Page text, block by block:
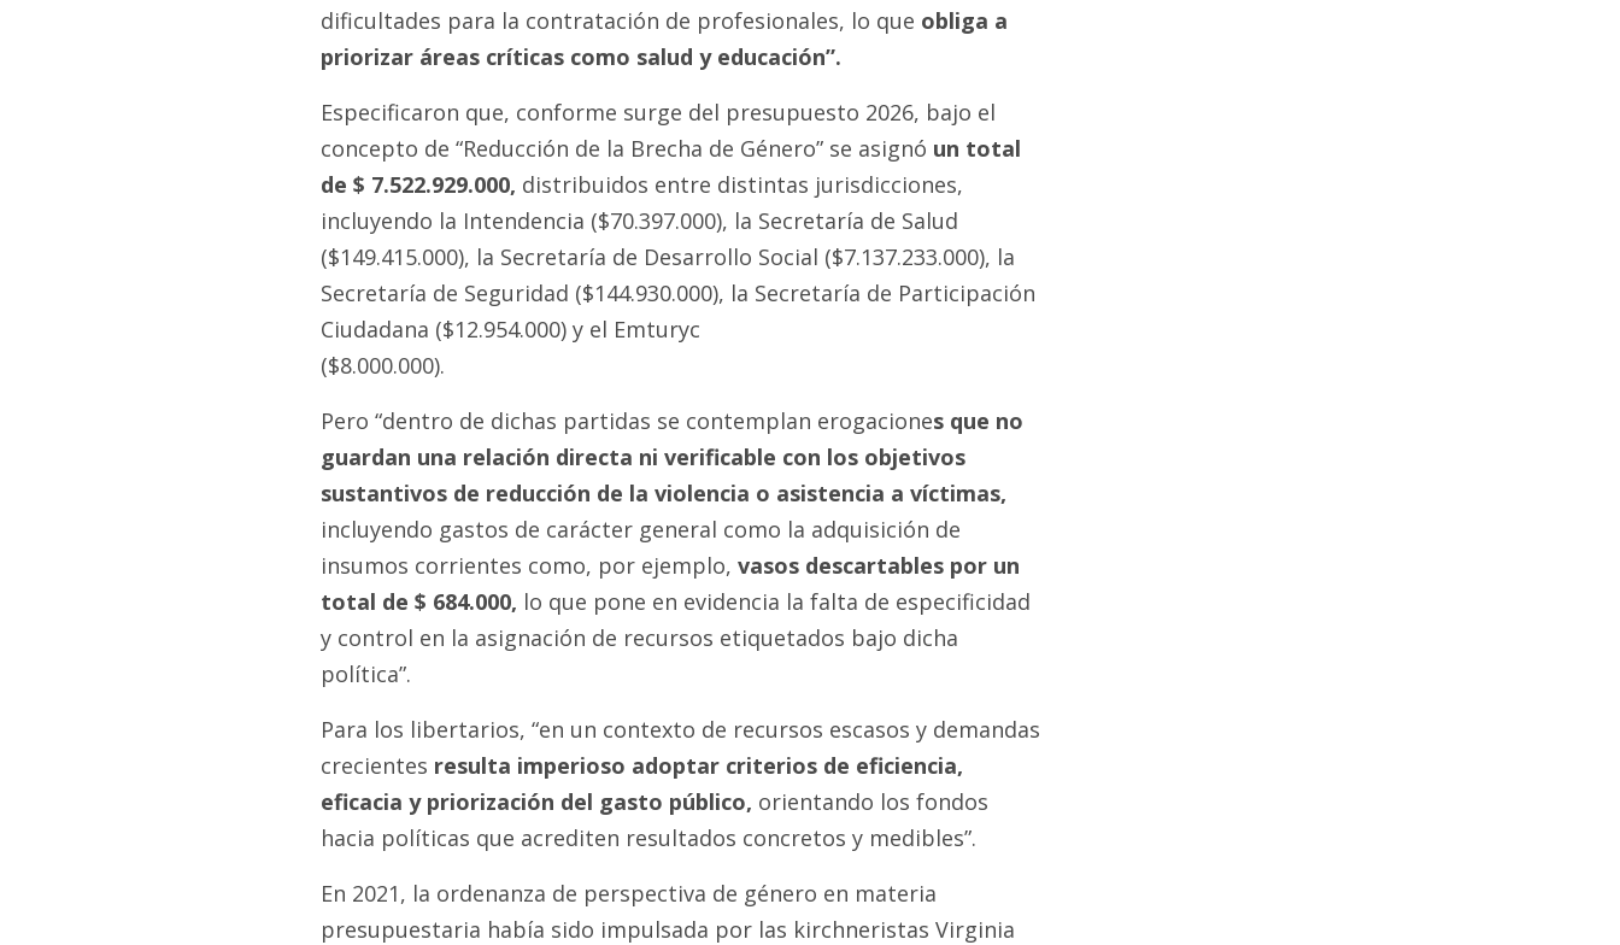
dificultades para la contratación de profesionales, lo que obliga a
priorizar áreas críticas como salud y educación”.
Especificaron que, conforme surge del presupuesto 2026, bajo el
concepto de “Reducción de la Brecha de Género” se asignó un total
de $ 7.522.929.000, distribuidos entre distintas jurisdicciones,
incluyendo la Intendencia ($70.397.000), la Secretaría de Salud
($149.415.000), la Secretaría de Desarrollo Social ($7.137.233.000), la
Secretaría de Seguridad ($144.930.000), la Secretaría de Participación
Ciudadana ($12.954.000) y el Emturyc
($8.000.000).
Pero “dentro de dichas partidas se contemplan erogaciones que no
guardan una relación directa ni verificable con los objetivos
sustantivos de reducción de la violencia o asistencia a víctimas,
incluyendo gastos de carácter general como la adquisición de
insumos corrientes como, por ejemplo, vasos descartables por un
total de $ 684.000, lo que pone en evidencia la falta de especificidad
y control en la asignación de recursos etiquetados bajo dicha
política”.
Para los libertarios, “en un contexto de recursos escasos y demandas
crecientes resulta imperioso adoptar criterios de eficiencia,
eficacia y priorización del gasto público, orientando los fondos
hacia políticas que acrediten resultados concretos y medibles”.
En 2021, la ordenanza de perspectiva de género en materia
presupuestaria había sido impulsada por las kirchneristas Virginia